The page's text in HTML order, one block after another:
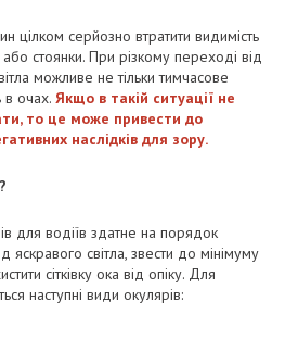
цілком серйозно втратити видимість
стоянки. При різкому переході від
можливе не тільки тимчасове
в очах. Якщо в такій ситуації не
то це може привести до
наслідків для зору.
для водіїв здатне на порядок
яскравого світла, звести до мінімуму
сітківку ока від опіку. Для
наступні види окулярів: